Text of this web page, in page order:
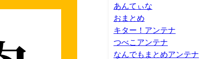
あんてぃな
おまとめ
キター！アンテナ
つべこアンテナ
なんでもまとめアンテナ